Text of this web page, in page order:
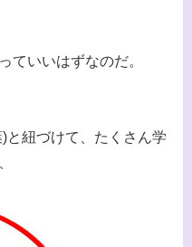
ていいはずなのだ。
と紐づけて、たくさん学